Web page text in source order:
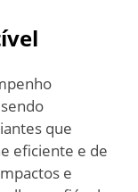
que
eficiente e de
e